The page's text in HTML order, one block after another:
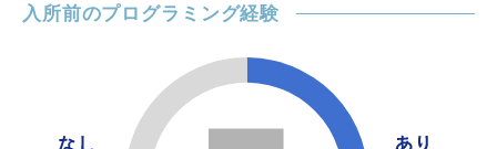
入所前のプログラミング経験